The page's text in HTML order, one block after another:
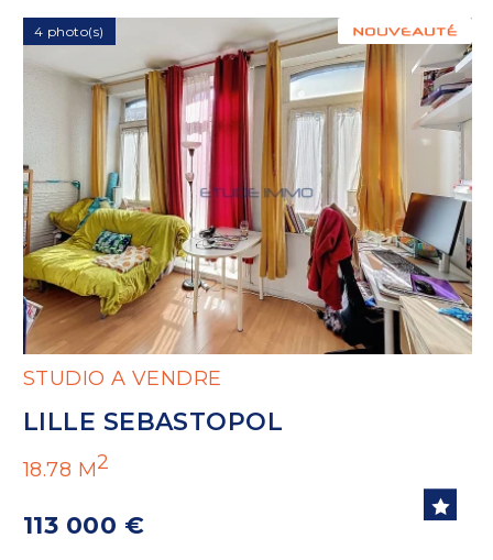
4 photo(s)
113 000 €
STUDIO A VENDRE
LILLE SEBASTOPOL
18.78 M2